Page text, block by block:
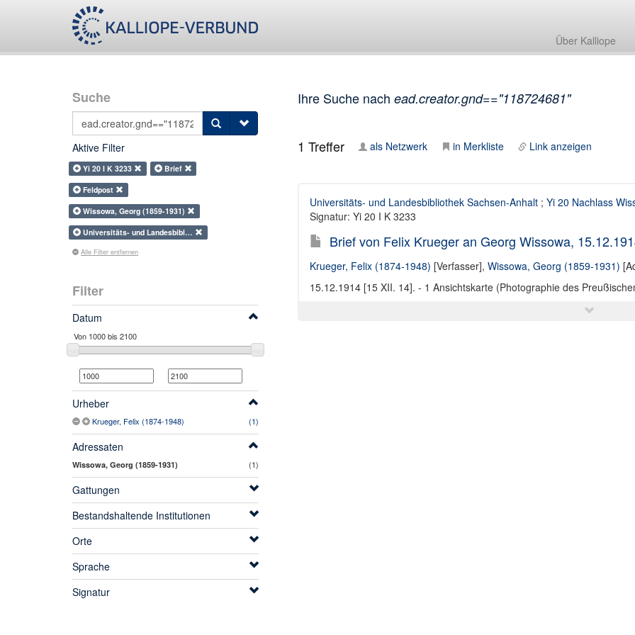
Über Kalliope
Suche
Aktive Filter
Yi 20 I K 3233
Brief
Feldpost
Wissowa, Georg (1859-1931)
Universitäts- und Landesbibl…
Alle Filter entfernen
Filter
Datum
Urheber
Krueger, Felix (1874-1948) (1)
Adressaten
Wissowa, Georg (1859-1931) (1)
Gattungen
Bestandshaltende Institutionen
Orte
Sprache
Signatur
Ihre Suche nach ead.creator.gnd=="118724681"
1 Treffer als Netzwerk in Merkliste Link anzeigen
Universitäts- und Landesbibliothek Sachsen-Anhalt; Yi 20 Nachlass
Signatur: Yi 20 I K 3233
Brief von Felix Krueger an Georg Wissowa,
Krueger, Felix (1874-1948) [Verfasser], Wissowa, Georg (1859-1931)
15.12.1914 [15 XII. 14]. - 1 Ansichtskarte (Photographie des